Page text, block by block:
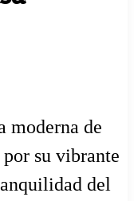
moderna de
su vibrante
del